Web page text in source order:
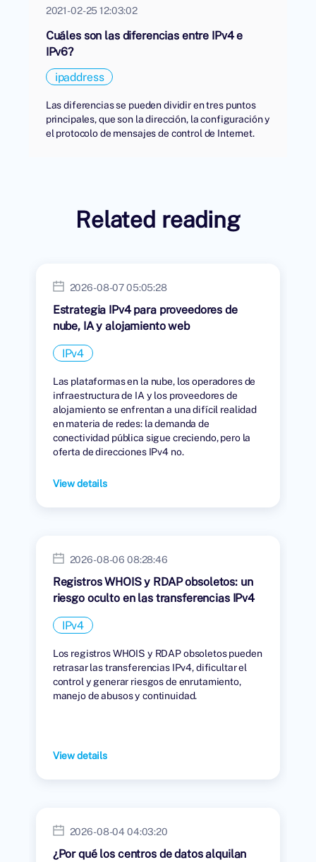
2021-02-25 12:03:02
Cuáles son las diferencias entre IPv4 e
IPv6?
ipaddress
Las diferencias se pueden dividir en tres puntos
principales, que son la dirección, la configuración y
el protocolo de mensajes de control de Internet.
Related reading
2026-08-07 05:05:28
Estrategia IPv4 para proveedores de
nube, IA y alojamiento web
IPv4
Las plataformas en la nube, los operadores de
infraestructura de IA y los proveedores de
alojamiento se enfrentan a una difícil realidad
en materia de redes: la demanda de
conectividad pública sigue creciendo, pero la
oferta de direcciones IPv4 no.
View details
2026-08-06 08:28:46
Registros WHOIS y RDAP obsoletos: un
riesgo oculto en las transferencias IPv4
IPv4
Los registros WHOIS y RDAP obsoletos pueden
retrasar las transferencias IPv4, dificultar el
control y generar riesgos de enrutamiento,
manejo de abusos y continuidad.
View details
2026-08-04 04:03:20
¿Por qué los centros de datos alquilan